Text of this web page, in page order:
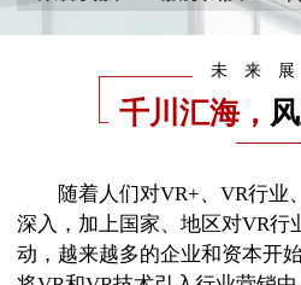
未来
千川汇海，
随着人们对VR+、VR行业
深入，加上国家、地区对VR行
动，越来越多的企业和资本开